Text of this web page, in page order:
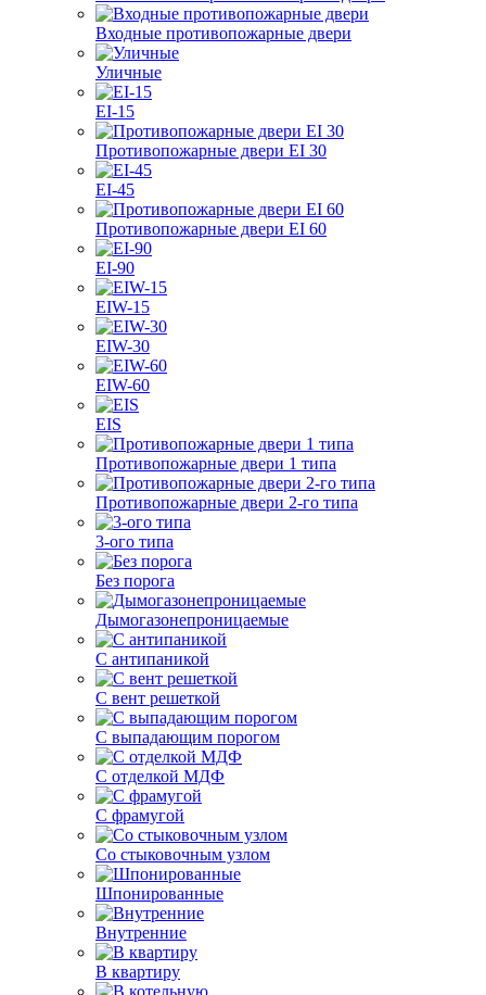
Входные противопожарные двери
Уличные
EI-15
Противопожарные двери EI 30
EI-45
Противопожарные двери EI 60
EI-90
EIW-15
EIW-30
EIW-60
EIS
Противопожарные двери 1 типа
Противопожарные двери 2-го типа
3-ого типа
Без порога
Дымогазонепроницаемые
С антипаникой
С вент решеткой
С выпадающим порогом
С отделкой МДФ
С фрамугой
Со стыковочным узлом
Шпонированные
Внутренние
В квартиру